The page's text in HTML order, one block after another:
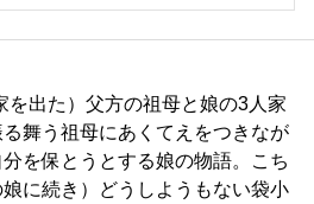
を出た）父方の祖母と娘の3人家
舞う祖母にあくてえをつきなが
を保とうとする娘の物語。こち
に続き）どうしようもない袋小